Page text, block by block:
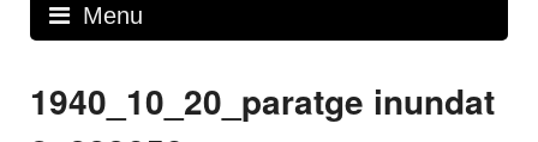
Menu
1940_10_20_paratge inundat